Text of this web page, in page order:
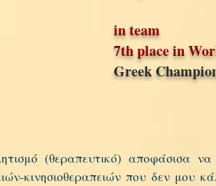
in team
7th place in
Greek
(θεραπευτικό) αποφάσισα
κινησιοθεραπειών που δεν μου